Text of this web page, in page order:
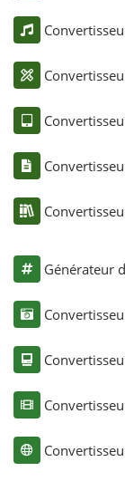
Générateur